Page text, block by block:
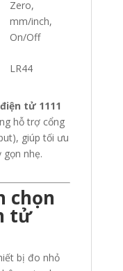
Zero,
mm/inch,
On/Off
LR44
tử 1111
hỗ trợ cổng
giúp tối ưu
nhẹ.
chọn
tử
bị đo nhỏ